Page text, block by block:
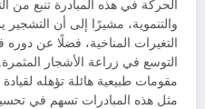
الحركة في هذه المبادرة تنبع من
والتنموية، مشيرًا إلى أن
التغيرات المناخية، فضلًا عن دوره
التوسع في زراعة الأشجار
مقومات طبيعية هائلة تؤهله
مثل هذه المبادرات تسهم في